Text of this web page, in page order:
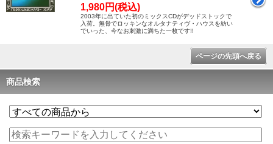
1,980円(税込)
2003年に出ていた初のミックスCDがデッドストックで
入荷。無骨でロッキンなオルタナティヴ・ハウスを紡い
でいった、今なお刺激に満ちた一枚です!!
ページの先頭へ戻る
商品検索